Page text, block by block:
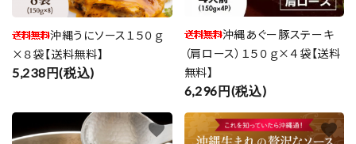
沖縄うにソース１５０ｇ
×８袋【送料無料】
5,238円(税込)
沖縄あぐー豚ステーキ
（肩ロース）１５０ｇ×４袋【送料
無料】
6,296円(税込)
favorite favorite